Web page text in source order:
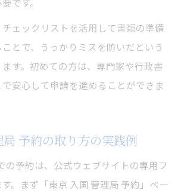
ェックリストを活用して書類の準備
とで、うっかりミスを防いだという
す。初めての方は、専門家や行政書
安心して申請を進めることができま
予約の取り方の実践例
の予約は、公式ウェブサイトの専用フ
。まず「東京 入国 管理局 予約」ペー